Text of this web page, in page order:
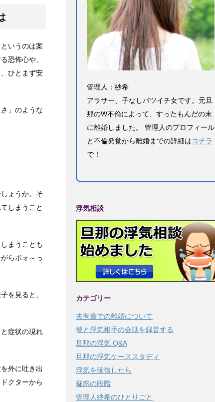
いうのは案
恐怖心や、
ひとまず安
」のような
ょうか。そ
しまうこと
まうことも
らボォ～っ
を見ると、
症状の現れ
外に吐き出
クターから
管理人：紗希
アラサー、子なしバツイチ女です。元旦
那のW不倫によって、すったもんだの末
に離婚しました。 管理人のプロフィール
と不倫発覚から離婚までの詳細はコチラ
で！
浮気相談
カテゴリー
夫有責での離婚について
彼と浮気相手の会話を録音する
旦那の浮気 Q&A
旦那の浮気ケーススタディ
浮気を確信したら
疑惑の段階
管理人紗希のひとりごと